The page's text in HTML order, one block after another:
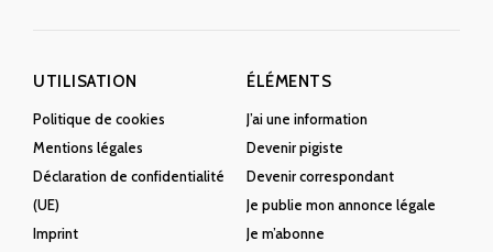
UTILISATION
Politique de cookies
Mentions légales
Déclaration de confidentialité
(UE)
Imprint
ÉLÉMENTS
J’ai une information
Devenir pigiste
Devenir correspondant
Je publie mon annonce légale
Je m’abonne